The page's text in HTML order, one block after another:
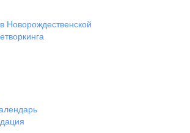
Новорождественской